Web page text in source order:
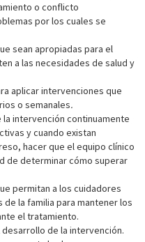
o conflicto
por los cuales se
sean apropiadas para el
a las necesidades de salud y
aplicar intervenciones que
o semanales.
intervención continuamente
y cuando existan
hacer que el equipo clínico
de determinar cómo superar
permitan a los cuidadores
la familia para mantener los
el tratamiento.
desarrollo de la intervención.